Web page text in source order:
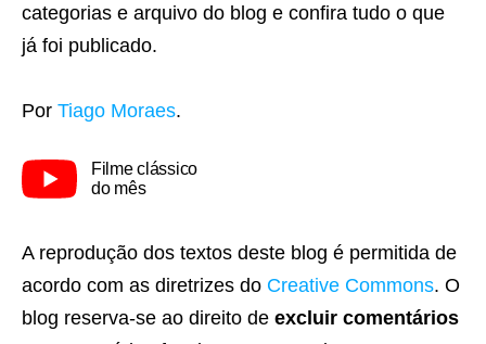
categorias e arquivo do blog e confira tudo o que
já foi publicado.
Por Tiago Moraes.
Filme clássico
do mês
A reprodução dos textos deste blog é permitida de
acordo com as diretrizes do Creative Commons. O
blog reserva-se ao direito de excluir comentários